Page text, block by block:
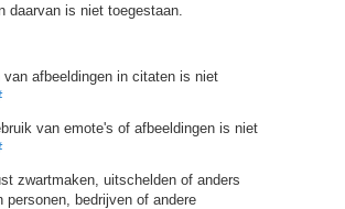
daarvan is niet toegestaan.
van afbeeldingen in citaten is niet
van emote's of afbeeldingen is niet
zwartmaken, uitschelden of anders
personen, bedrijven of andere